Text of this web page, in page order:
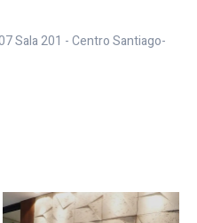
Sala 201 - Centro Santiago-